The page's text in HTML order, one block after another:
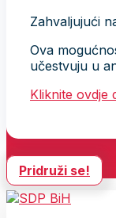
Zahvaljujući
Ova
učestvuju u
Kliknite ovdje
Pridruži se!